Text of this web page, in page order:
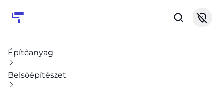
Építőanyag
Belsőépítészet